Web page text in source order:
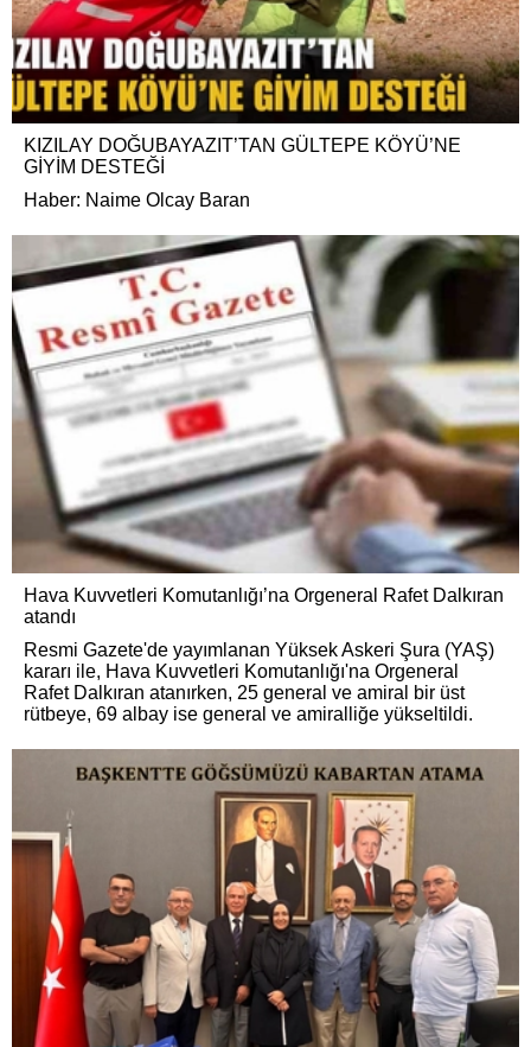
KIZILAY DOĞUBAYAZIT’TAN GÜLTEPE KÖYÜ’NE
GİYİM DESTEĞİ
Haber: Naime Olcay Baran
Hava Kuvvetleri Komutanlığı’na Orgeneral Rafet Dalkıran
atandı
Resmi Gazete'de yayımlanan Yüksek Askeri Şura (YAŞ)
kararı ile, Hava Kuvvetleri Komutanlığı'na Orgeneral
Rafet Dalkıran atanırken, 25 general ve amiral bir üst
rütbeye, 69 albay ise general ve amiralliğe yükseltildi.